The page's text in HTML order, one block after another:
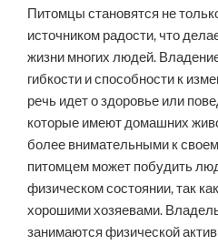
Питомцы становятся не
источником радости, что
жизни многих людей.
гибкости и способности к
речь идет о здоровье или
которые имеют домашних
более внимательными к
питомцем может побудить
физическом состоянии, так
хорошими хозяевами.
занимаются физической